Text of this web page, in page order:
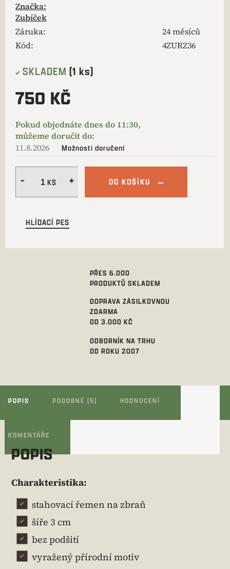
Značka:
Zubíček
Záruka:
24 měsíců
Kód:
4ZURZ36
SKLADEM (1 ks)
750 KČ
11.8.2026 Možnosti doručení
DO KOŠÍKU
HLÍDACÍ PES
PŘES 6.000
PRODUKTŮ SKLADEM
DOPRAVA ZÁSILKOVNOU
ZDARMA
OD 3.000 KČ
ODBORNÍK NA TRHU
OD ROKU 2007
POPIS PODOBNÉ (5) HODNOCENÍ
KOMENTÁŘE
POPIS
Charakteristika:
stahovací řemen na zbraň
šíře 3 cm
bez podšití
vyražený přírodní motiv